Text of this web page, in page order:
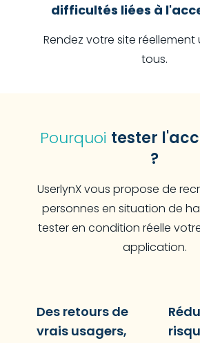
difficultés liées à
Rendez votre site réellement
tous.
Pourquoi tester
?
UserlynX vous propose de
personnes en situation de
tester en condition réelle
application.
Des retours de
vrais usagers,